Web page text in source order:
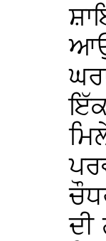
ਇੱਕ
ਦੀ